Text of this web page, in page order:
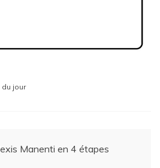
jour
Manenti en 4 étapes